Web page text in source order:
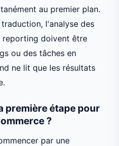
au premier plan.
l'analyse des
reporting doivent être
ou des tâches en
ne lit que les résultats
première étape pour
?
par une